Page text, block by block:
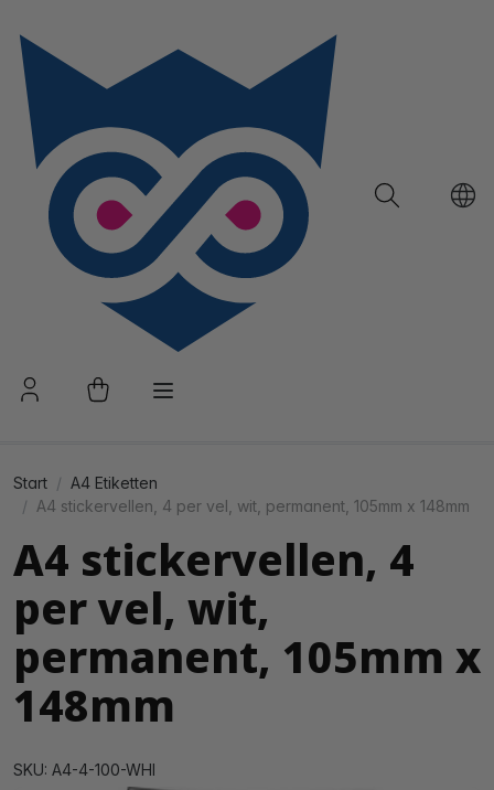
Start
A4 Etiketten
A4 stickervellen, 4 per vel, wit, permanent, 105mm x 148mm
A4 stickervellen, 4
per vel, wit,
permanent, 105mm x
148mm
SKU: A4-4-100-WHI